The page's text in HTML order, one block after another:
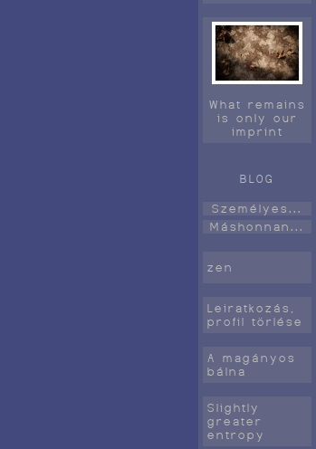
What remains
is only our
imprint
BLOG
Személyes...
Máshonnan...
zen
Leiratkozás,
profil törlése
A magányos
bálna
Slightly
greater
entropy